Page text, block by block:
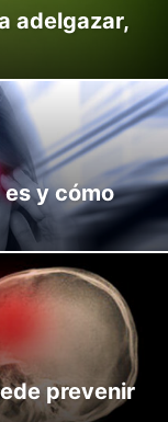
adelgazar,
y cómo
prevenir